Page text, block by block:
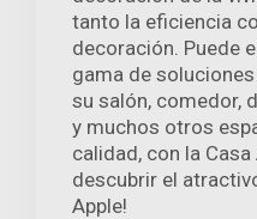
tanto la eficiencia
decoración. Puede
gama de
su salón, comedor,
y muchos otros
calidad, con la Casa
descubrir el
Apple!